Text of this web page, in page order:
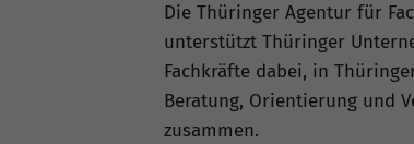
Die Thüringer Agentur für
unterstützt Thüringer
Fachkräfte dabei, in
Beratung, Orientierung und
zusammen.